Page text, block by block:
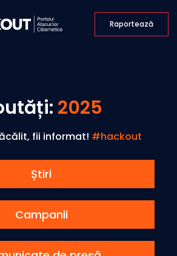
Raportează
: 2025
fii informat! #hackout
Știri
Campanii